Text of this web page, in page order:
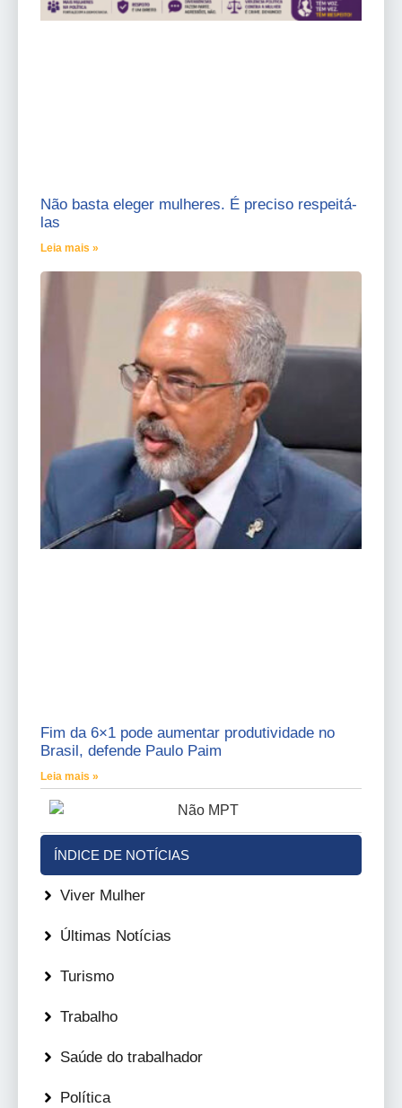
Não basta eleger mulheres. É preciso respeitá-
las
Leia mais »
Fim da 6×1 pode aumentar produtividade no
Brasil, defende Paulo Paim
Leia mais »
ÍNDICE DE NOTÍCIAS
Viver Mulher
Últimas Notícias
Turismo
Trabalho
Saúde do trabalhador
Política